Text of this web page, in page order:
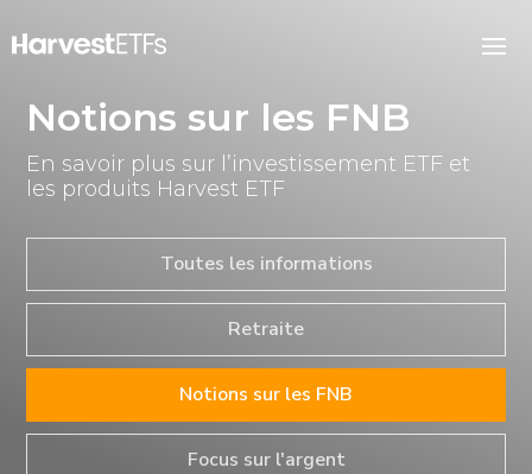
Notions sur les FNB
En savoir plus sur l’investissement ETF et
les produits Harvest ETF
Toutes les informations
Retraite
Notions sur les FNB
Focus sur l'argent